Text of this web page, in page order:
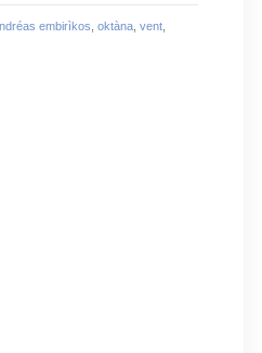
embirìkos oktàna vent